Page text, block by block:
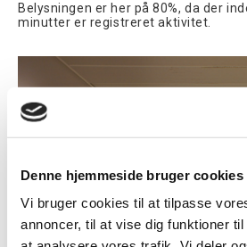
Denne hjemmeside bruger cookies
Vi bruger cookies til at tilpasse
annoncer, til at vise dig funktioner
Belysningen er her på 80%, da der
minutter er registreret aktivitet.